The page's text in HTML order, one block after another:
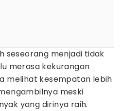
seseorang menjadi tidak
merasa kekurangan
melihat kesempatan lebih
meski
yang dirinya raih.